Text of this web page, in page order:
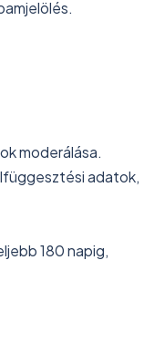
moderálása.
adatok,
180 napig,